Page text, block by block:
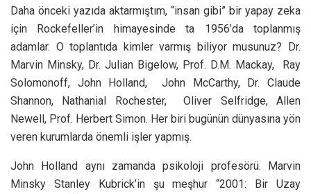
Daha önceki yazıda aktarmıştım, “insan gibi” bir yapay zeka
için Rockefeller’in himayesinde ta 1956’da toplanmış
adamlar. O toplantıda kimler varmış biliyor musunuz? Dr.
Marvin Minsky, Dr. Julian Bigelow, Prof. D.M. Mackay, Ray
Solomonoff, John Holland, John McCarthy, Dr. Claude
Shannon, Nathanial Rochester, Oliver Selfridge, Allen
Newell, Prof. Herbert Simon. Her biri bugünün dünyasına yön
veren kurumlarda önemli işler yapmış.
John Holland aynı zamanda psikoloji profesörü. Marvin
Minsky Stanley Kubrick’in şu meşhur “2001: Bir Uzay